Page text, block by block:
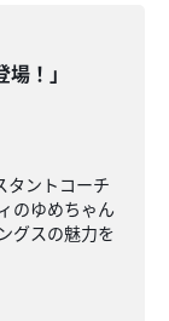
！」
タントコーチ
のゆめちゃん
グスの魅力を